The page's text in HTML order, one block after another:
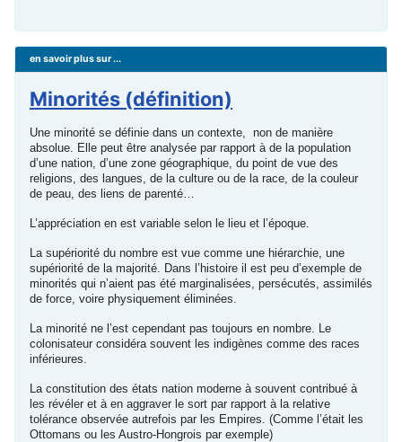
en savoir plus sur ...
Minorités (définition)
Une minorité se définie dans un contexte, non de manière
absolue. Elle peut être analysée par rapport à de la population
d’une nation, d’une zone géographique, du point de vue des
religions, des langues, de la culture ou de la race, de la couleur
de peau, des liens de parenté…
L’appréciation en est variable selon le lieu et l’époque.
La supériorité du nombre est vue comme une hiérarchie, une
supériorité de la majorité. Dans l’histoire il est peu d’exemple de
minorités qui n’aient pas été marginalisées, persécutés, assimilés
de force, voire physiquement éliminées.
La minorité ne l’est cependant pas toujours en nombre. Le
colonisateur considéra souvent les indigènes comme des races
inférieures.
La constitution des états nation moderne à souvent contribué à
les révéler et à en aggraver le sort par rapport à la relative
tolérance observée autrefois par les Empires. (Comme l’était les
Ottomans ou les Austro-Hongrois par exemple)